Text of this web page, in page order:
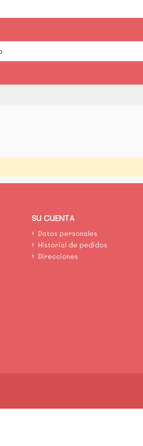
SU CUENTA
Datos personales
Historial de pedidos
Direcciones